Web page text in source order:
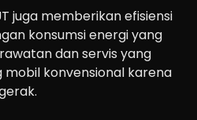
juga memberikan efisiensi
konsumsi energi yang
dan servis yang
mobil konvensional karena